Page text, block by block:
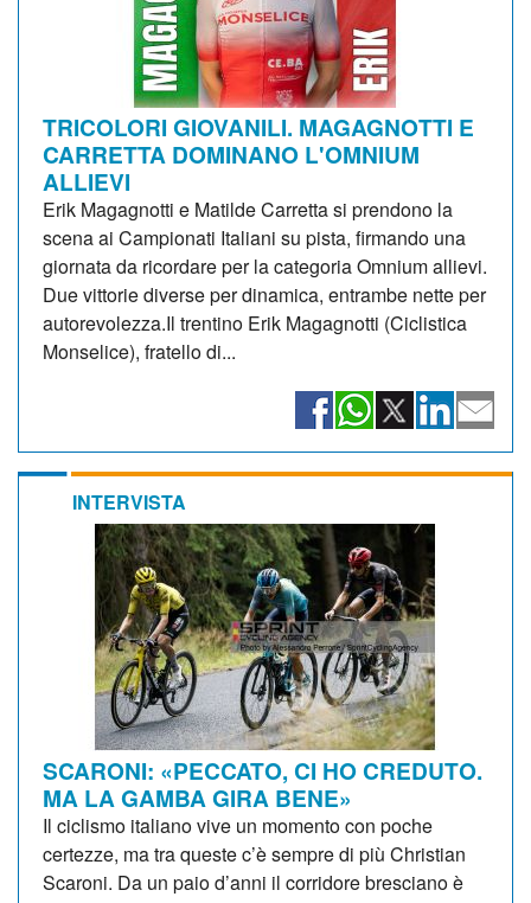
TRICOLORI GIOVANILI. MAGAGNOTTI E
CARRETTA DOMINANO L'OMNIUM
ALLIEVI
Erik Magagnotti e Matilde Carretta si prendono la
scena ai Campionati Italiani su pista, firmando una
giornata da ricordare per la categoria Omnium allievi.
Due vittorie diverse per dinamica, entrambe nette per
autorevolezza.Il trentino Erik Magagnotti (Ciclistica
Monselice), fratello di...
INTERVISTA
SCARONI: «PECCATO, CI HO CREDUTO.
MA LA GAMBA GIRA BENE»
Il ciclismo italiano vive un momento con poche
certezze, ma tra queste c’è sempre di più Christian
Scaroni. Da un paio d’anni il corridore bresciano è